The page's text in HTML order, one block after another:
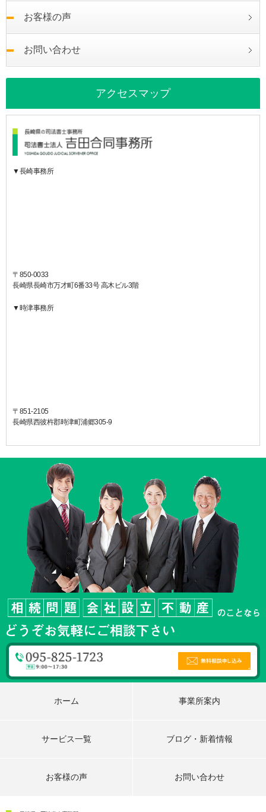
お客様の声
お問い合わせ
アクセスマップ
▼長崎事務所
〒850-0033
長崎県長崎市万才町6番33号 高木ビル3階
▼時津事務所
〒851-2105
長崎県西彼杵郡時津町浦郷305-9
ホーム 事業所案内
サービス一覧 ブログ・新着情報
お客様の声 お問い合わせ